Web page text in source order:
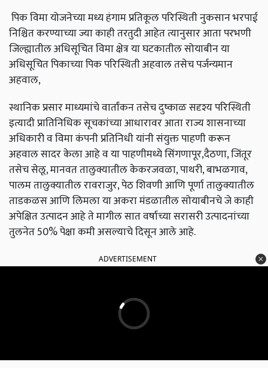
पिक विमा योजनेच्या मध्य हंगाम प्रतिकूल परिस्थिती नुकसान भरपाई
निश्चित करण्याच्या ज्या काही तरतुदी आहेत त्यानुसार आता परभणी
जिल्ह्यातील अधिसूचित विमा क्षेत्र या घटकातील सोयाबीन या
अधिसूचित पिकाच्या पिक परिस्थिती अहवाल तसेच पर्जन्यमान
अहवाल,
स्थानिक प्रसार माध्यमांचे वार्तांकन तसेच दुष्काळ सदृश्य परिस्थिती
इत्यादी प्रातिनिधिक सूचकांच्या आधारावर आता राज्य शासनाच्या
अधिकारी व विमा कंपनी प्रतिनिधी यांनी संयुक्त पाहणी करून
अहवाल सादर केला आहे व या पाहणीमध्ये सिंगणापूर,दैठणा, जिंतूर
तसेच सेलू, मानवत तालुक्यातील केकरजवळा, पाथरी, बाभळगाव,
पालम तालुक्यातील रावराजुर, पेठ शिवणी आणि पूर्णा तालुक्यातील
ताडकळस आणि लिमला या अकरा मंडळातील सोयाबीनचे जे काही
अपेक्षित उत्पादन आहे ते मागील सात वर्षाच्या सरासरी उत्पादनांच्या
तुलनेत 50% पेक्षा कमी असल्याचे दिसून आले आहे.
ADVERTISEMENT